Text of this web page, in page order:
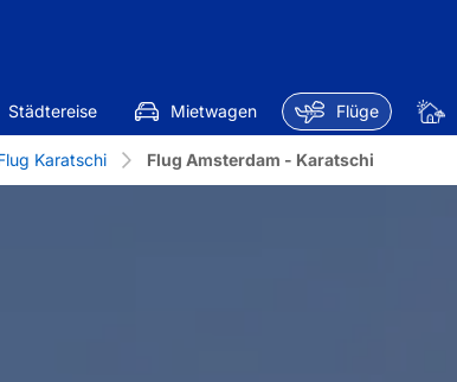
Städtereise Mietwagen Flüge
Karatschi Flug Amsterdam - Karatschi